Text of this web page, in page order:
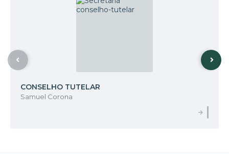
CONSELHO TUTELAR
Samuel Corona